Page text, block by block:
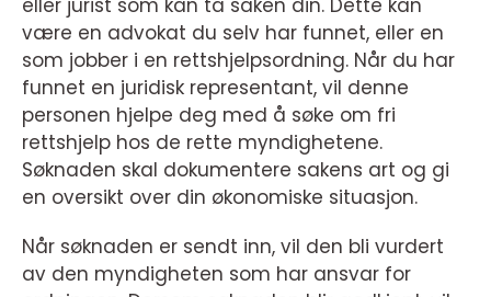
være en advokat du selv har funnet, eller en
som jobber i en rettshjelpsordning. Når du har
funnet en juridisk representant, vil denne
personen hjelpe deg med å søke om fri
rettshjelp hos de rette myndighetene.
Søknaden skal dokumentere sakens art og gi
en oversikt over din økonomiske situasjon.
Når søknaden er sendt inn, vil den bli vurdert
av den myndigheten som har ansvar for